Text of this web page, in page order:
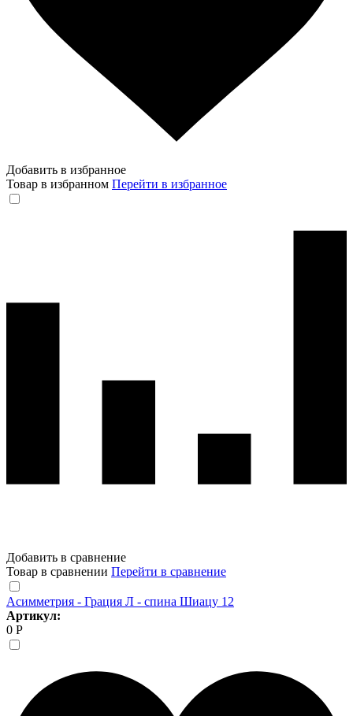
Добавить в избранное
Товар в избранном Перейти в избранное
Добавить в сравнение
Товар в сравнении Перейти в сравнение
Асимметрия - Грация Л - спина Шиацу 12
Артикул:
0 Р